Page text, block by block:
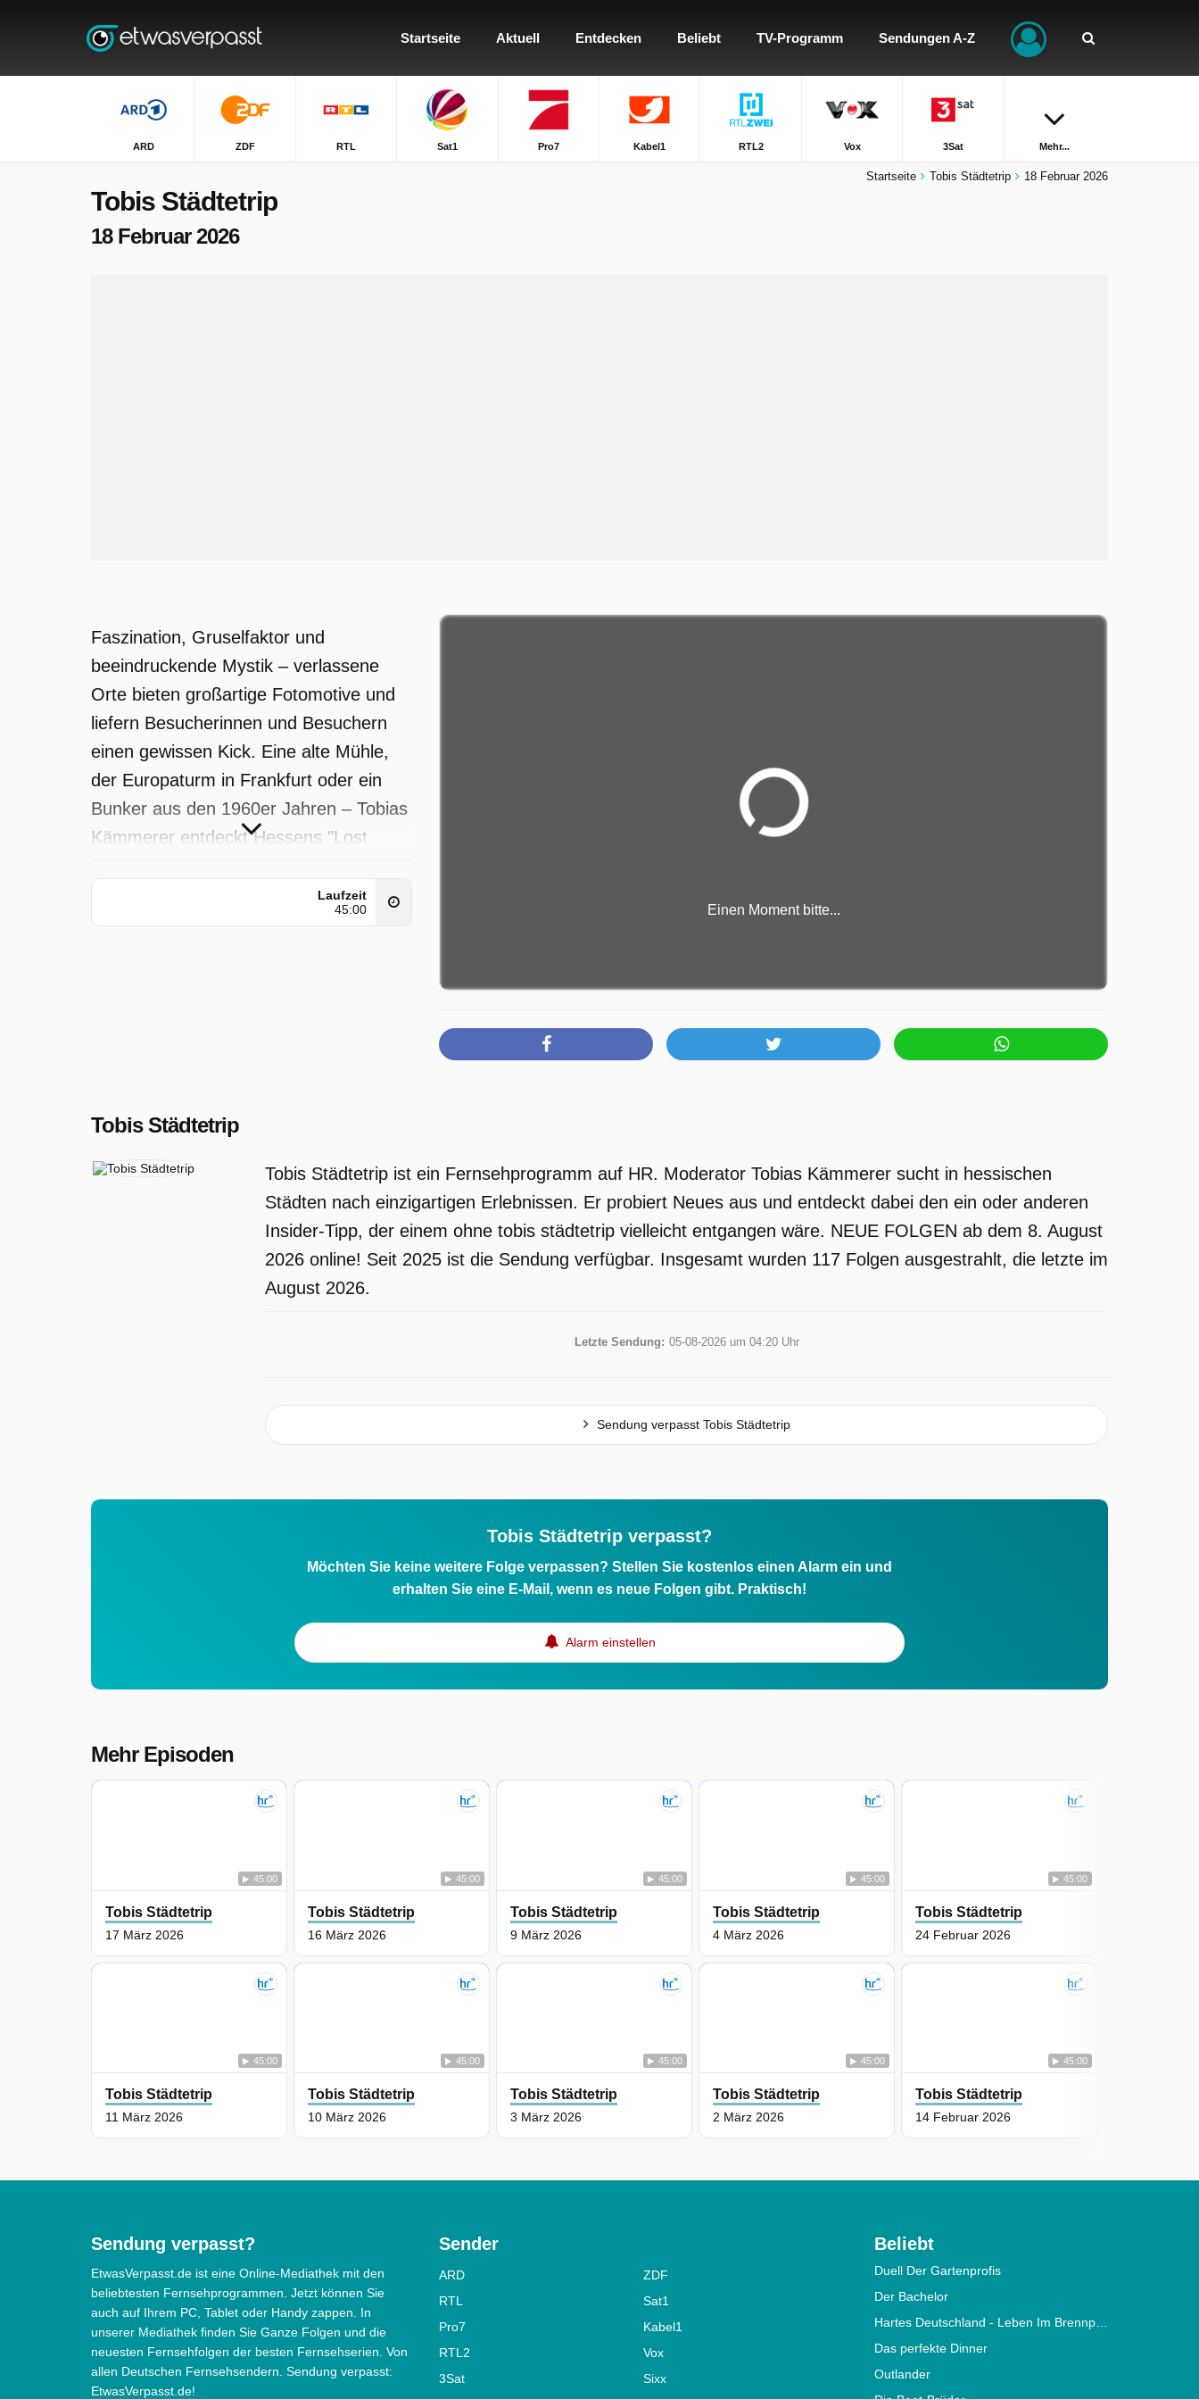
Startseite Aktuell Entdecken Beliebt TV-Programm Sendungen A-Z
ARD ZDF RTL Sat1 Pro7 Kabel1 RTL2 Vox 3Sat Mehr...
Startseite Tobis Städtetrip 18 Februar 2026
Tobis Städtetrip
18 Februar 2026
Faszination, Gruselfaktor und
beeindruckende Mystik – verlassene
Orte bieten großartige Fotomotive und
liefern Besucherinnen und Besuchern
einen gewissen Kick. Eine alte Mühle,
der Europaturm in Frankfurt oder ein
Bunker aus den 1960er Jahren – Tobias
Kämmerer entdeckt Hessens "Lost
Laufzeit
45:00
Einen Moment bitte...
Tobis Städtetrip
Tobis Städtetrip ist ein Fernsehprogramm auf HR. Moderator Tobias Kämmerer sucht in hessischen
Städten nach einzigartigen Erlebnissen. Er probiert Neues aus und entdeckt dabei den ein oder anderen
Insider-Tipp, der einem ohne tobis städtetrip vielleicht entgangen wäre. NEUE FOLGEN ab dem 8. August
2026 online! Seit 2025 ist die Sendung verfügbar. Insgesamt wurden 117 Folgen ausgestrahlt, die letzte im
August 2026.
Letzte Sendung: 05-08-2026 um 04:20 Uhr
Sendung verpasst Tobis Städtetrip
Tobis Städtetrip verpasst?
Möchten Sie keine weitere Folge verpassen? Stellen Sie kostenlos einen Alarm ein und
erhalten Sie eine E-Mail, wenn es neue Folgen gibt. Praktisch!
Alarm einstellen
Mehr Episoden
45:00
Tobis Städtetrip
17 März 2026
45:00
Tobis Städtetrip
16 März 2026
45:00
Tobis Städtetrip
11 März 2026
45:00
Tobis Städtetrip
10 März 2026
45:00
Tobis Städtetrip
9 März 2026
45:00
Tobis Städtetrip
4 März 2026
45:00
Tobis Städtetrip
3 März 2026
45:00
Tobis Städtetrip
2 März 2026
45:00
Tobis Städtetrip
24 Februar 2026
45:00
Tobis Städtetrip
14 Februar 2026
Sendung verpasst?
EtwasVerpasst.de ist eine Online-Mediathek mit den
beliebtesten Fernsehprogrammen. Jetzt können Sie
auch auf Ihrem PC, Tablet oder Handy zappen. In
unserer Mediathek finden Sie Ganze Folgen und die
neuesten Fernsehfolgen der besten Fernsehserien. Von
allen Deutschen Fernsehsendern. Sendung verpasst:
EtwasVerpasst.de!
Sender
ARD
ZDF
RTL
Sat1
Pro7
Kabel1
RTL2
Vox
3Sat
Sixx
Beliebt
Duell Der Gartenprofis
Der Bachelor
Hartes Deutschland - Leben Im Brennpunkt
Das perfekte Dinner
Outlander